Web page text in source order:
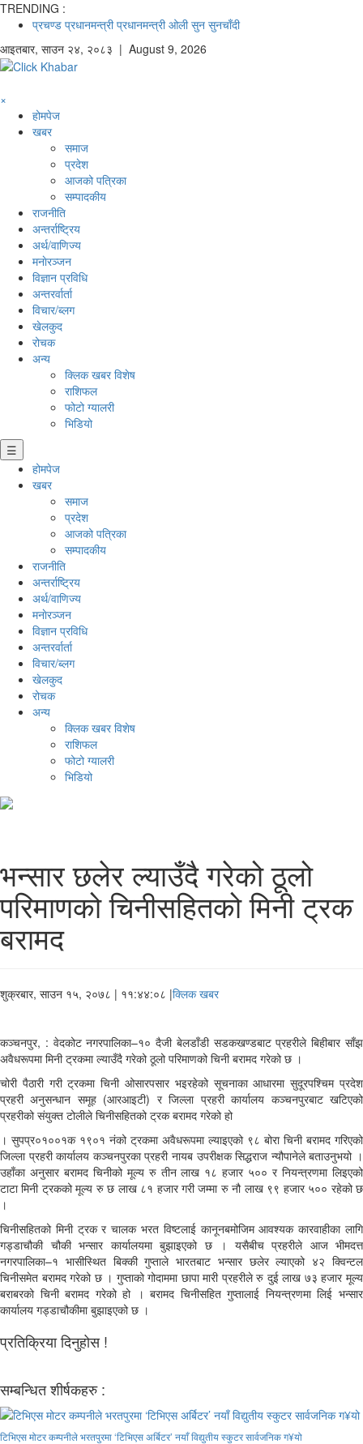
TRENDING :
प्रचण्ड प्रधानमन्त्री प्रधानमन्त्री ओली सुन सुनचाँदी
आइतबार, साउन २४, २०८३ | August 9, 2026
×
होमपेज
खबर
समाज
प्रदेश
आजको पत्रिका
सम्पादकीय
राजनीति
अन्तर्राष्ट्रिय
अर्थ/वाणिज्य
मनाेरञ्जन
विज्ञान प्रविधि
अन्तरर्वार्ता
विचार/ब्लग
खेलकुद
रोचक
अन्य
क्लिक खबर विशेष
राशिफल
फोटो ग्यालरी
भिडियो
☰
होमपेज
खबर
समाज
प्रदेश
आजको पत्रिका
सम्पादकीय
राजनीति
अन्तर्राष्ट्रिय
अर्थ/वाणिज्य
मनाेरञ्जन
विज्ञान प्रविधि
अन्तरर्वार्ता
विचार/ब्लग
खेलकुद
रोचक
अन्य
क्लिक खबर विशेष
राशिफल
फोटो ग्यालरी
भिडियो
भन्सार छलेर ल्याउँदै गरेको ठूलो
परिमाणको चिनीसहितको मिनी ट्रक
बरामद
शुक्रबार, साउन १५, २०७८ | ११:४४:०८ |क्लिक खबर
कञ्चनपुर, : वेदकोट नगरपालिका–१० दैजी बेलडाँडी सडकखण्डबाट प्रहरीले बिहीबार साँझ
अवैधरूपमा मिनी ट्रकमा ल्याउँदै गरेको ठूलो परिमाणको चिनी बरामद गरेको छ ।
चोरी पैठारी गरी ट्रकमा चिनी ओसारपसार भइरहेको सूचनाका आधारमा सुदूरपश्चिम प्रदेश
प्रहरी अनुसन्धान समूह (आरआइटी) र जिल्ला प्रहरी कार्यालय कञ्चनपुरबाट खटिएको
प्रहरीको संयुक्त टोलीले चिनीसहितको ट्रक बरामद गरेको हो
। सुपप्र०१००१क १९०१ नंको ट्रकमा अवैधरूपमा ल्याइएको ९८ बोरा चिनी बरामद गरिएको
जिल्ला प्रहरी कार्यालय कञ्चनपुरका प्रहरी नायब उपरीक्षक सिद्धराज न्यौपानेले बताउनुभयो ।
उहाँका अनुसार बरामद चिनीको मूल्य रु तीन लाख १८ हजार ५०० र नियन्त्रणमा लिइएको
टाटा मिनी ट्रकको मूल्य रु छ लाख ८१ हजार गरी जम्मा रु नौ लाख ९९ हजार ५०० रहेको छ
।
चिनीसहितको मिनी ट्रक र चालक भरत विष्टलाई कानूनबमोजिम आवश्यक कारवाहीका लागि
गड्डाचौकी चौकी भन्सार कार्यालयमा बुझाइएको छ । यसैबीच प्रहरीले आज भीमदत्त
नगरपालिका–१ भासीस्थित बिक्की गुप्ताले भारतबाट भन्सार छलेर ल्याएको ४२ क्विन्टल
चिनीसमेत बरामद गरेको छ । गुप्ताको गोदाममा छापा मारी प्रहरीले रु दुई लाख ७३ हजार मूल्य
बराबरको चिनी बरामद गरेको हो । बरामद चिनीसहित गुप्तालाई नियन्त्रणमा लिई भन्सार
कार्यालय गड्डाचौकीमा बुझाइएको छ ।
प्रतिक्रिया दिनुहोस !
सम्बन्धित शीर्षकहरु :
टिभिएस मोटर कम्पनीले भरतपुरमा ‘टिभिएस अर्बिटर’ नयाँ विद्युतीय स्कुटर सार्वजनिक ग¥यो